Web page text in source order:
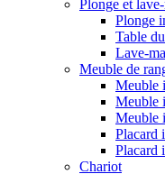
Plonge et
Plonge
Table
Lave-
Meuble de
Meuble
Meuble
Meuble
Placard
Placard
Chariot